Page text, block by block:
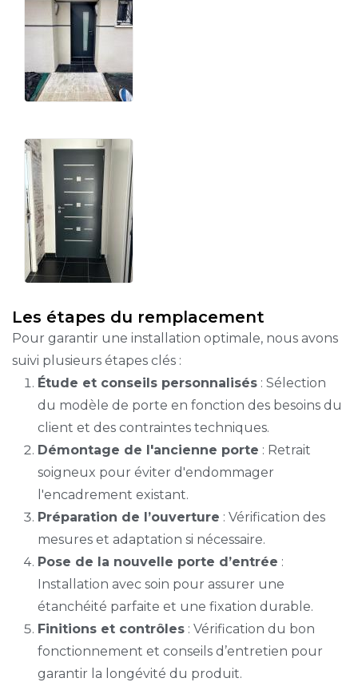
Les étapes du remplacement
Pour garantir une installation optimale, nous avons
suivi plusieurs étapes clés :
Étude et conseils personnalisés : Sélection
du modèle de porte en fonction des besoins du
client et des contraintes techniques.
Démontage de l'ancienne porte : Retrait
soigneux pour éviter d'endommager
l'encadrement existant.
Préparation de l’ouverture : Vérification des
mesures et adaptation si nécessaire.
Pose de la nouvelle porte d’entrée :
Installation avec soin pour assurer une
étanchéité parfaite et une fixation durable.
Finitions et contrôles : Vérification du bon
fonctionnement et conseils d’entretien pour
garantir la longévité du produit.